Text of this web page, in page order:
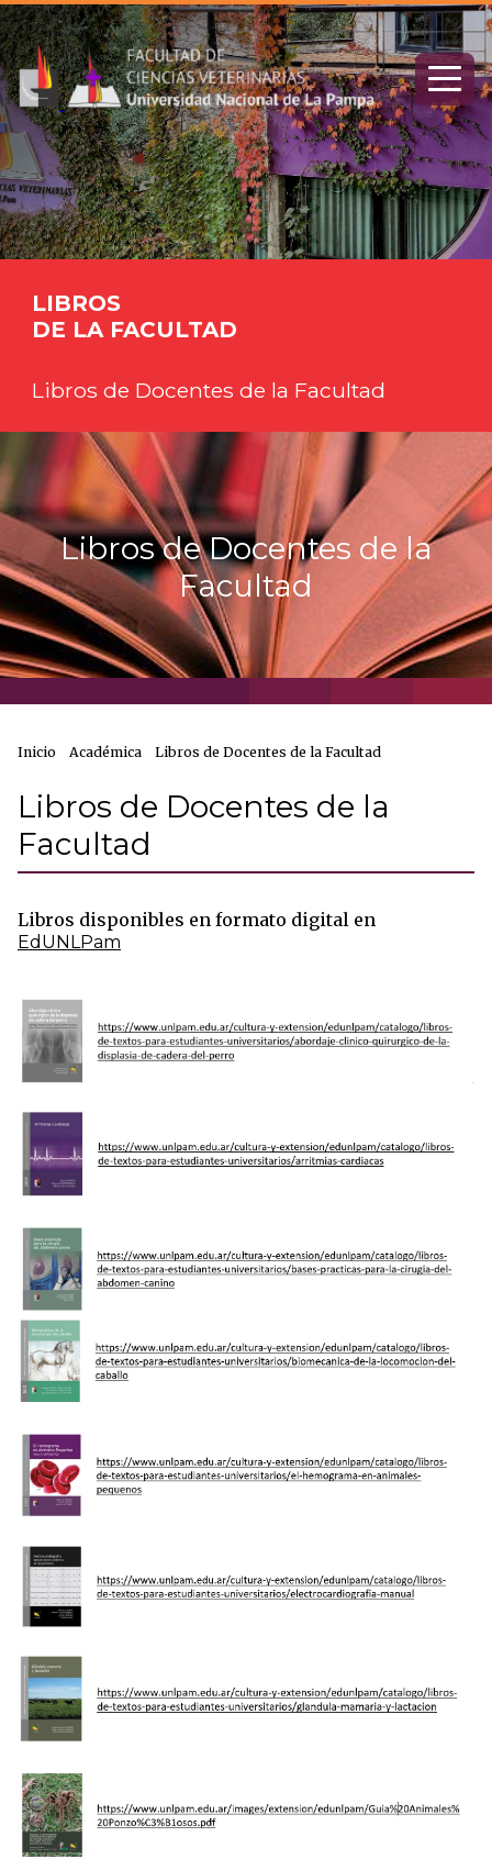
LIBROS
DE LA FACULTAD
Libros de Docentes de la Facultad
Libros de Docentes de la
Facultad
Inicio Académica Libros de Docentes de la Facultad
Libros de Docentes de la
Facultad
Libros disponibles en formato digital en
EdUNLPam